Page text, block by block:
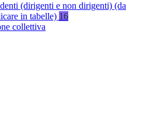
(dirigenti e non dirigenti) (da
in tabelle) 16
collettiva